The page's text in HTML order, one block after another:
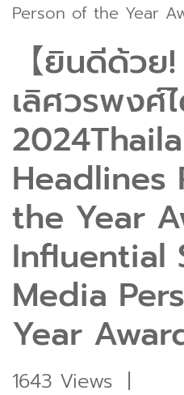
Person of the Year
【ยินดีด้ว
เลิศวรพงศ์
Headlines
the Year
Influential
Media
Year
1643 Views |